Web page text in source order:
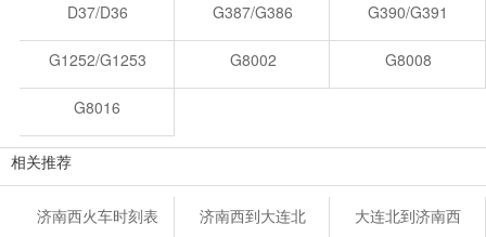
D37/D36 G387/G386 G390/G391
G1252/G1253 G8002 G8008
G8016
相关推荐
济南西火车时刻表 济南西到大连北 大连北到济南西